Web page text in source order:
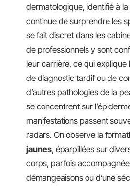
dermatologique, identifié à la
continue de surprendre les
se fait discret dans les
de professionnels y sont
leur carrière, ce qui explique
de diagnostic tardif ou de
d’autres pathologies de la
se concentrent sur
manifestations passent
radars. On observe la
jaunes, éparpillées sur
corps, parfois
démangeaisons ou d’une